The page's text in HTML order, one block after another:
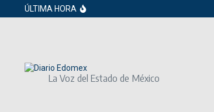
Saltar al contenido
ÚLTIMA HORA
ISR subirá en México
La Voz del Estado de México